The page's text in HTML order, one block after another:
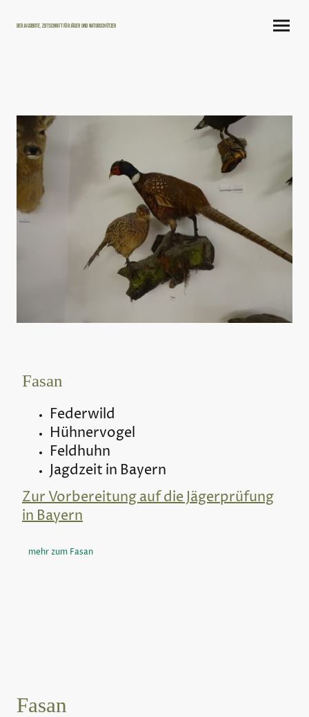
Der Jagdbote, Zeitschrift für Jäger und Naturschützer
Fasan
Federwild
Hühnervogel
Feldhuhn
Jagdzeit in Bayern
Zur Vorbereitung auf die Jägerprüfung
in Bayern
mehr zum Fasan
Fasan